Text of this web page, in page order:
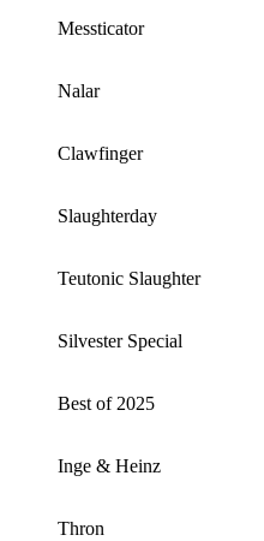
Messticator
Nalar
Clawfinger
Slaughterday
Teutonic Slaughter
Silvester Special
Best of 2025
Inge & Heinz
Thron